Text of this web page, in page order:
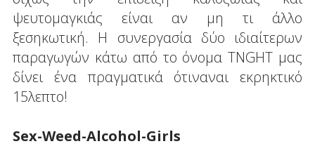
ψευτομαγκιάς είναι αν μη τι άλλο
ξεσηκωτική. Η συνεργασία δύο ιδιαίτερων
παραγωγών κάτω από το όνομα TNGHT μας
δίνει ένα πραγματικά ότιναναι εκρηκτικό
15λεπτο!
Sex-Weed-Alcohol-Girls